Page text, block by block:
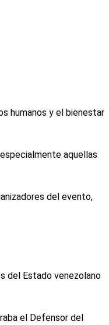
humanos y el bienestar
aquellas
del evento,
del Estado venezolano
el Defensor del